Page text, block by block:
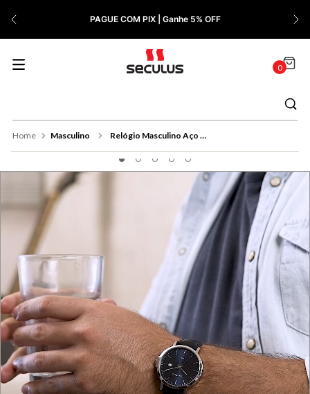
PAGUE COM PIX | Ganhe 5% OFF
0
Masculino Relógio Masculino Aço Mostrador Azul Minimalista
9º